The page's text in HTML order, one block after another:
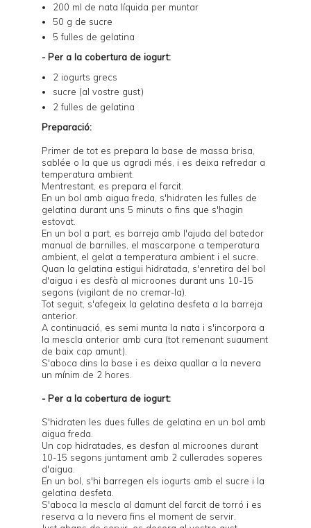
200 ml de nata líquida per muntar
50 g de sucre
5 fulles de gelatina
- Per a la cobertura de iogurt:
2 iogurts grecs
sucre (al vostre gust)
2 fulles de gelatina
Preparació:
Primer de tot es prepara la base de massa brisa,
sablée o la que us agradi més, i es deixa refredar a
temperatura ambient.
Mentrestant, es prepara el farcit.
En un bol amb aigua freda, s'hidraten les fulles de
gelatina durant uns 5 minuts o fins que s'hagin
estovat.
En un bol a part, es barreja amb l'ajuda del batedor
manual de barnilles, el mascarpone a temperatura
ambient, el gelat a temperatura ambient i el sucre.
Quan la gelatina estigui hidratada, s'enretira del bol
d'aigua i es desfà al microones durant uns 10-15
segons (vigilant de no cremar-la).
Tot seguit, s'afegeix la gelatina desfeta a la barreja
anterior.
A continuació, es semi munta la nata i s'incorpora a
la mescla anterior amb cura (tot remenant suaument
de baix cap amunt).
S'aboca dins la base i es deixa quallar a la nevera
un mínim de 2 hores.
- Per a la cobertura de iogurt:
S'hidraten les dues fulles de gelatina en un bol amb
aigua freda.
Un cop hidratades, es desfan al microones durant
10-15 segons juntament amb 2 cullerades soperes
d'aigua.
En un bol, s'hi barregen els iogurts amb el sucre i la
gelatina desfeta.
S'aboca la mescla al damunt del farcit de torró i es
reserva a la nevera fins el moment de servir.